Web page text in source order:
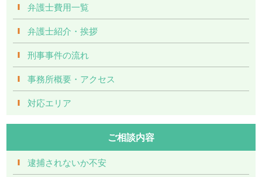
弁護士費用一覧
弁護士紹介・挨拶
刑事事件の流れ
事務所概要・アクセス
対応エリア
ご相談内容
逮捕されないか不安